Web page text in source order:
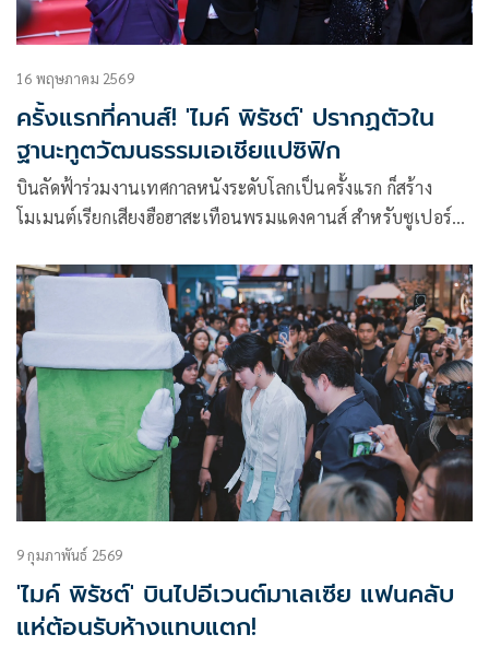
16 พฤษภาคม 2569
ครั้งแรกที่คานส์! 'ไมค์ พิรัชต์' ปรากฏตัวใน
ฐานะทูตวัฒนธรรมเอเชียแปซิฟิก
บินลัดฟ้าร่วมงานเทศกาลหนังระดับโลกเป็นครั้งแรก ก็สร้าง
โมเมนต์เรียกเสียงฮือฮาสะเทือนพรมแดงคานส์ สำหรับซูเปอร์ส
ไพศาลกุล” หนึ่งในนักแสดงจากประเทศไทยที่ร่วมเฉิดฉายใน
เทศกาลภาพยนตร์นานาชาติเมืองคานส์ ครั้งที่ 79 (Cannes Film
Festival 2026) ซึ่งจัดขึ้นระหว่างวันที่ 12-23 พฤษภาคม 2026
ณ ประเทศฝรั่งเศส ท่ามกลางเหล่าคนดังจากทั่วโลกที่เข้าร่วมงาน
อย่างคับคั่ง
9 กุมภาพันธ์ 2569
'ไมค์ พิรัชต์' บินไปอีเวนต์มาเลเซีย แฟนคลับ
แห่ต้อนรับห้างแทบแตก!